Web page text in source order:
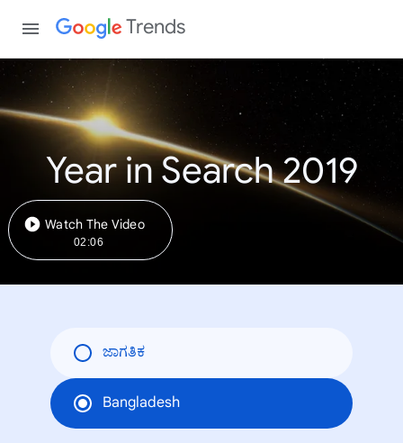
Trends
Year in Search 2019
Watch The Video
02:06
ಜಾಗತಿಕ
Bangladesh